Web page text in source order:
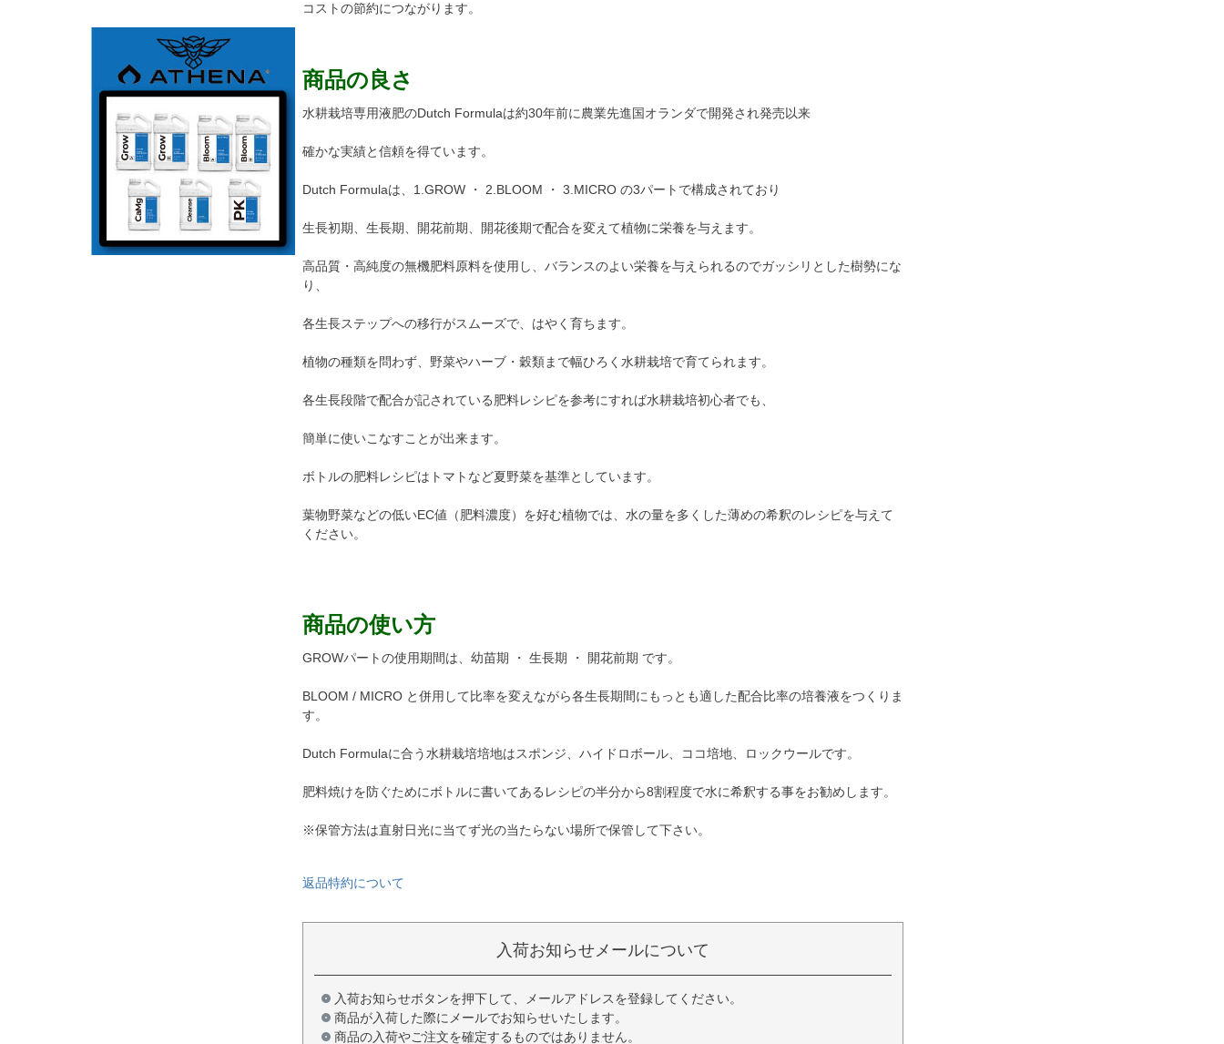
コストの節約につながります。
商品の良さ
水耕栽培専用液肥のDutch Formulaは約30年前に農業先進国オランダで開発され発売以来
確かな実績と信頼を得ています。
Dutch Formulaは、1.GROW ・ 2.BLOOM ・ 3.MICRO の3パートで構成されており
生長初期、生長期、開花前期、開花後期で配合を変えて植物に栄養を与えます。
高品質・高純度の無機肥料原料を使用し、バランスのよい栄養を与えられるのでガッシリとした樹勢にな
り、
各生長ステップへの移行がスムーズで、はやく育ちます。
植物の種類を問わず、野菜やハーブ・穀類まで幅ひろく水耕栽培で育てられます。
各生長段階で配合が記されている肥料レシピを参考にすれば水耕栽培初心者でも、
簡単に使いこなすことが出来ます。
ボトルの肥料レシピはトマトなど夏野菜を基準としています。
葉物野菜などの低いEC値（肥料濃度）を好む植物では、水の量を多くした薄めの希釈のレシピを与えて
ください。
商品の使い方
GROWパートの使用期間は、幼苗期 ・ 生長期 ・ 開花前期 です。
BLOOM / MICRO と併用して比率を変えながら各生長期間にもっとも適した配合比率の培養液をつくりま
す。
Dutch Formulaに合う水耕栽培培地はスポンジ、ハイドロボール、ココ培地、ロックウールです。
肥料焼けを防ぐためにボトルに書いてあるレシピの半分から8割程度で水に希釈する事をお勧めします。
※保管方法は直射日光に当てず光の当たらない場所で保管して下さい。
返品特約について
入荷お知らせメールについて
入荷お知らせボタンを押下して、メールアドレスを登録してください。
商品が入荷した際にメールでお知らせいたします。
商品の入荷やご注文を確定するものではありません。